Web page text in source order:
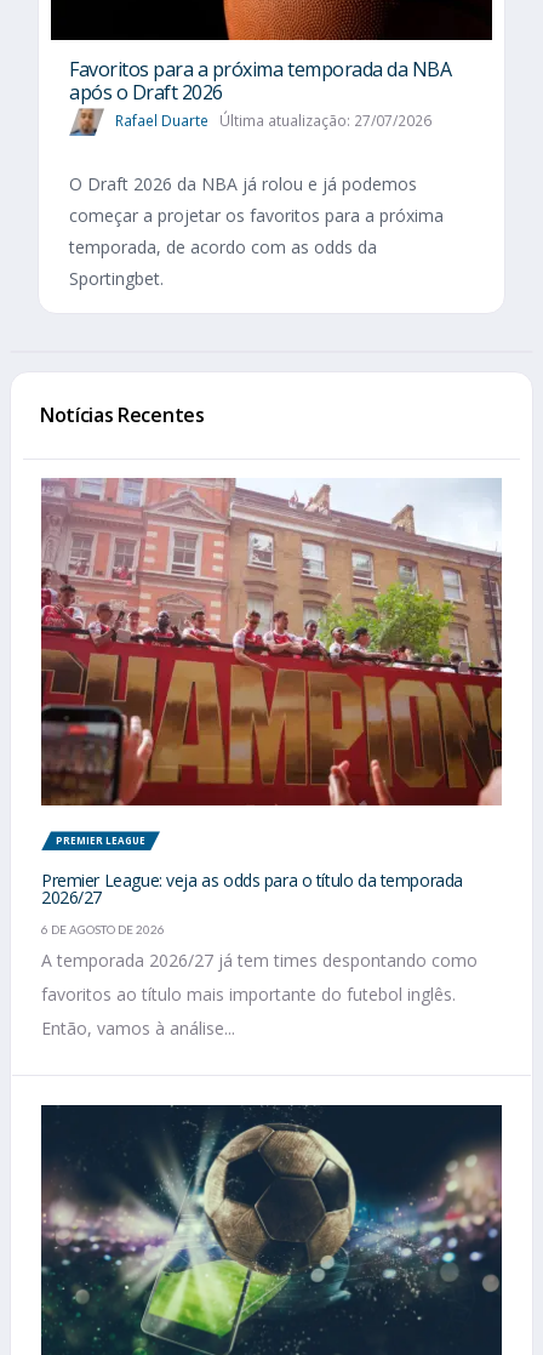
Favoritos para a próxima temporada da NBA
após o Draft 2026
Rafael Duarte Última atualização: 27/07/2026
O Draft 2026 da NBA já rolou e já podemos
começar a projetar os favoritos para a próxima
temporada, de acordo com as odds da
Sportingbet.
Notícias Recentes
PREMIER LEAGUE
Premier League: veja as odds para o título da temporada
2026/27
6 DE AGOSTO DE 2026
A temporada 2026/27 já tem times despontando como
favoritos ao título mais importante do futebol inglês.
Então, vamos à análise...